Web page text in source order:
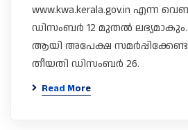
www.kwa.kerala.gov.in എന്ന
ഡിസംബർ 12 മുതൽ
ആയി അപേക്ഷ
തീയതി ഡിസംബർ 26.
Read More